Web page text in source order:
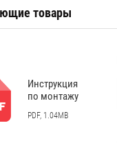
товары
Инструкция
по монтажу
PDF, 1.04MB